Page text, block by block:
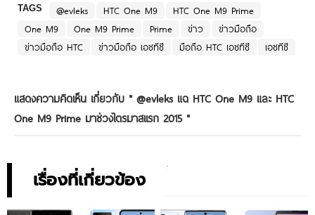
TAGS @evleks HTC One M9
HTC One M9 Prime
One M9
One M9 Prime Prime ข่าว
ข่าวมือถือ
ข่าวมือถือ HTC
ข่าวมือถือ เอชทีซี มือถือ HTC เอชทีซี เอชทีซี
แสดงความคิดเห็น เกี่ยวกับ " @evleks แฉ HTC One M9 และ HTC
One M9 Prime มาช่วงไตรมาสเเรก 2015"
เรื่องที่เกี่ยวข้อง